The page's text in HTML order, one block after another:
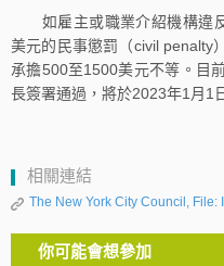
如雇主或職業介紹機構違反
美元的民事懲罰（civil penalty
承擔500至1500美元不等。目
長簽署通過，將於2023年1月1
相關連結
The New York City Council, File:
你可能會想參加